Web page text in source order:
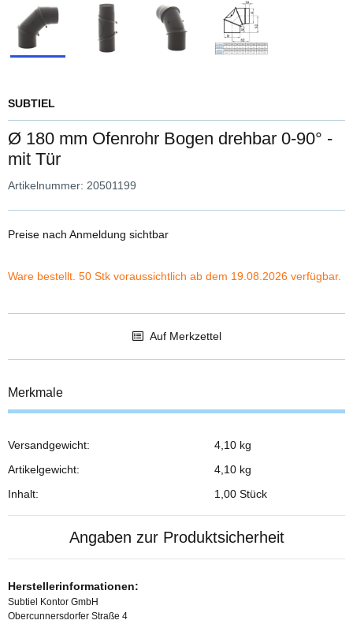
SUBTIEL
Ø 180 mm Ofenrohr Bogen drehbar 0-90° -
mit Tür
Artikelnummer: 20501199
Preise nach Anmeldung sichtbar
Ware bestellt. 50 Stk voraussichtlich ab dem 19.08.2026 verfügbar.
Auf Merkzettel
Merkmale
Produkteigenschaft
Wert
Versandgewicht:
4,10 kg
Artikelgewicht:
4,10 kg
Inhalt:
1,00 Stück
Angaben zur Produktsicherheit
Herstellerinformationen:
Subtiel Kontor GmbH
Obercunnersdorfer Straße 4